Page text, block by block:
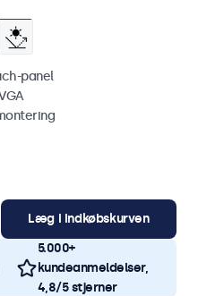
panel
Læg i indkøbskurven
5.000+
kundeanmeldelser,
4,8/5 stjerner